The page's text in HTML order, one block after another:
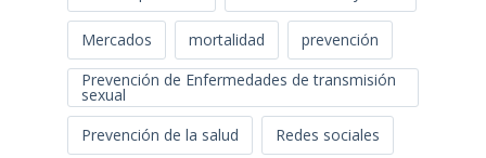
Mercados mortalidad
prevención
Prevención de Enfermedades de transmisión
sexual
Prevención de la salud
Redes sociales